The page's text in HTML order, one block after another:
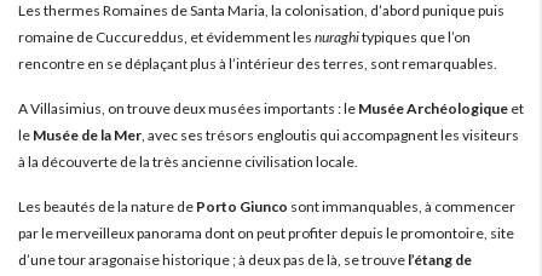
Les thermes Romaines de Santa Maria, la colonisation, d’abord punique puis
romaine de Cuccureddus, et évidemment les nuraghitypiques que l’on
rencontre en se déplaçant plus à l’intérieur des terres, sont remarquables.
A Villasimius, on trouve deux musées importants : le Musée Archéologique et
le Musée de la Mer, avec ses trésors engloutis qui accompagnent les visiteurs
à la découverte de la très ancienne civilisation locale.
Les beautés de la nature de Porto Giunco sont immanquables, à commencer
par le merveilleux panorama dont on peut profiter depuis le promontoire, site
d’une tour aragonaise historique ; à deux pas de là, se trouve l’étang de